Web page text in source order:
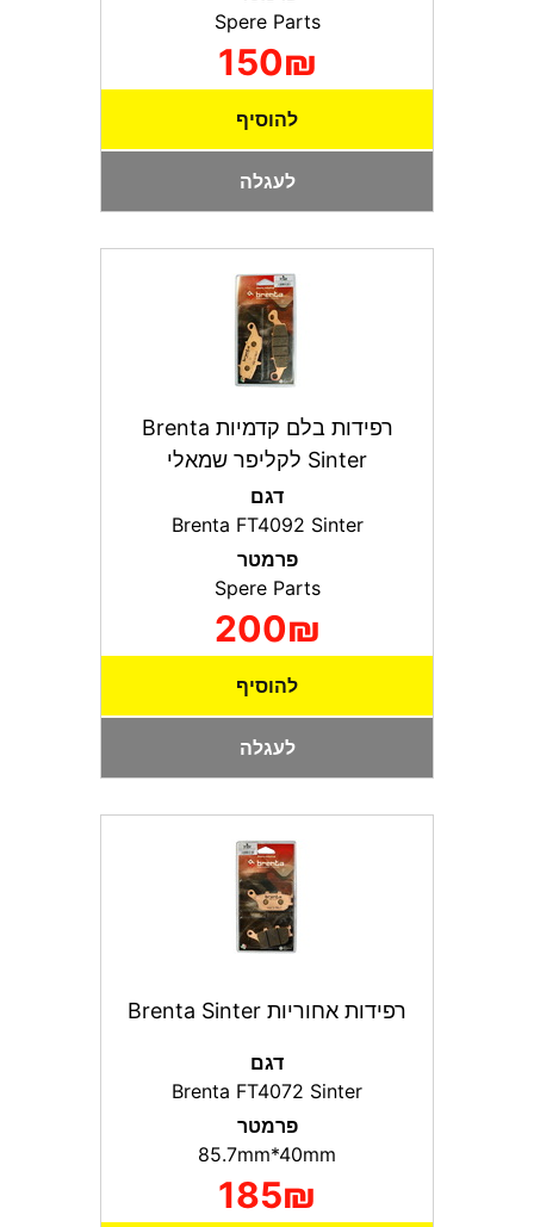
Spere Parts
150₪
להוסיף
לעגלה
רפידות בלם קדמיות Brenta
Sinter לקליפר שמאלי
דגם
Brenta FT4092 Sinter
פרמטר
Spere Parts
200₪
להוסיף
לעגלה
רפידות אחוריות Brenta Sinter
דגם
Brenta FT4072 Sinter
פרמטר
185₪